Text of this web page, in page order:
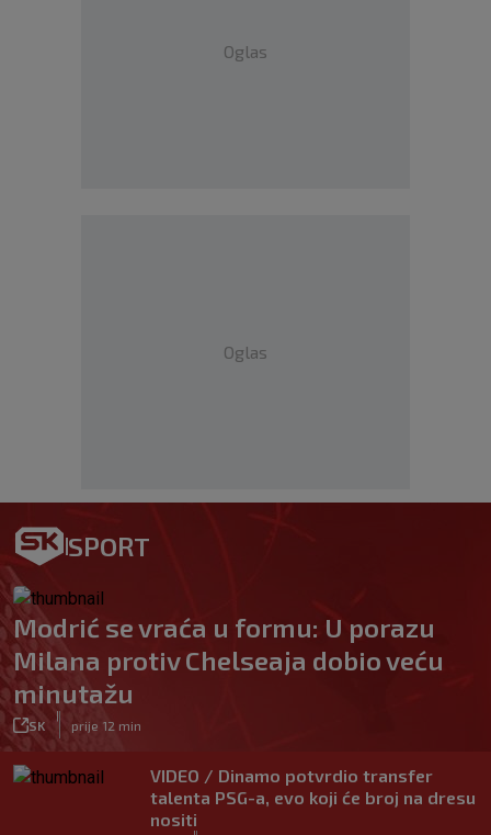
Oglas
Oglas
SPORT
Modrić se vraća u formu: U porazu
Milana protiv Chelseaja dobio veću
minutažu
SK prije 12 min
VIDEO / Dinamo potvrdio transfer
talenta PSG-a, evo koji će broj na dresu
nositi